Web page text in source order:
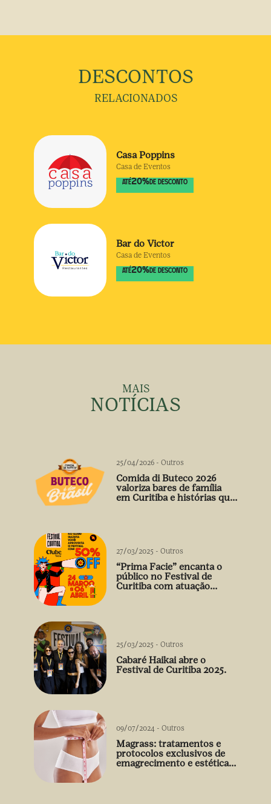
DESCONTOS
RELACIONADOS
Casa Poppins
Casa de Eventos
ATÉ20% DE DESCONTO
Bar do Victor
Casa de Eventos
ATÉ20% DE DESCONTO
MAIS
NOTÍCIAS
25/04/2026 - Outros
Comida di Buteco 2026
valoriza bares de família
em Curitiba e histórias que
27/03/2025 - Outros
“Prima Facie” encanta o
público no Festival de
Curitiba com atuação
25/03/2025 - Outros
Cabaré Haikai abre o
Festival de Curitiba 2025.
09/07/2024 - Outros
Magrass: tratamentos e
protocolos exclusivos de
emagrecimento e estética